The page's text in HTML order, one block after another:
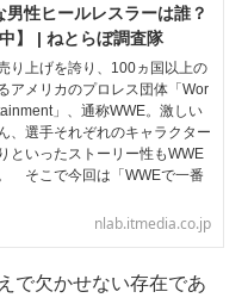
男性ヒールレスラーは誰？
】 | ねとらぼ調査隊
り上げを誇り、100ヵ国以上の
アメリカのプロレス団体「Wor
」、通称WWE。激しい
、選手それぞれのキャラクター
といったストーリー性もWWE
そこで今回は「WWEで一番
nlab.itmedia.co.jp
で欠かせない存在であ